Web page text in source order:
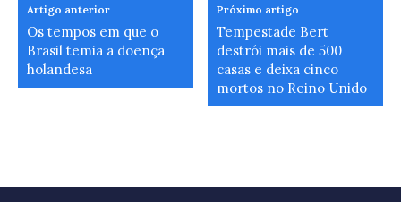
Artigo anterior
Os tempos em que o
Brasil temia a doença
holandesa
Próximo artigo
Tempestade Bert
destrói mais de 500
casas e deixa cinco
mortos no Reino Unido